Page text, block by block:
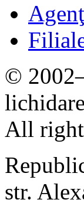
©
All
str.